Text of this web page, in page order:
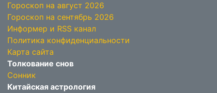
Гороскоп на август 2026
Гороскоп на сентябрь 2026
Информер и RSS канал
Политика конфиденциальности
Карта сайта
Толкование снов
Сонник
Китайская астрология